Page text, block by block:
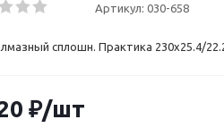
Артикул: 030-658
сплошн. Практика 230х25.4/
₽/шт